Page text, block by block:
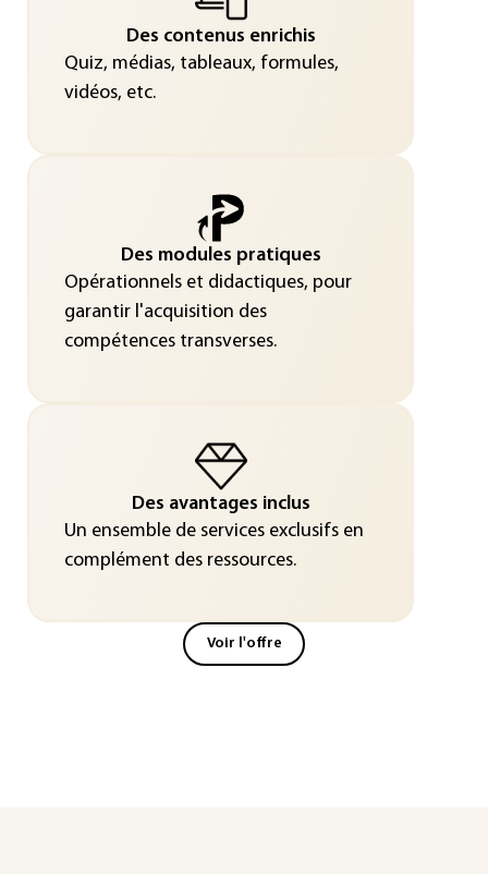
Des contenus enrichis
Quiz, médias, tableaux, formules,
vidéos, etc.
Des modules pratiques
Opérationnels et didactiques, pour
garantir l'acquisition des
compétences transverses.
Des avantages inclus
Un ensemble de services exclusifs en
complément des ressources.
Voir l'offre